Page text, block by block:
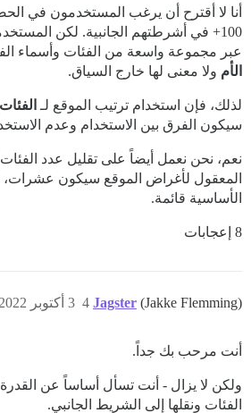
أنا لا أقترح أن يرغب المستخدمون في
100+ في أشرطتهم الجانبية. لكن
عبر مجموعة واسعة من الفئات وأسماء
الأم ولا معنى لها خارج السياق.
لذلك، فإن استخدام ترتيب الموقع لـ
سيكون الفرق بين الاستخدام وعدم
نعم، نحن نعمل أيضاً على تقليل عدد
المعقول لأغراض الموقع سيكون عشرات،
الأساسية قائمة.
8 إعجابات
Jagster (Jakke Flemming) 3 أكتوبر 2022، 1:39م 4
أنت مرحب بك جداً.
ولكن لا يزال - أنت تسأل أساساً عن
الفئات ونقلها إلى الشريط الجانبي.